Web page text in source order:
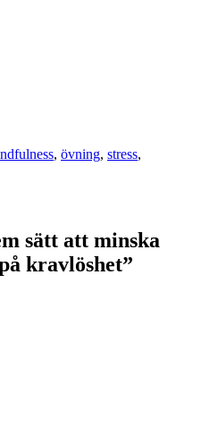
, övning, stress,
sätt att minska
kravlöshet”